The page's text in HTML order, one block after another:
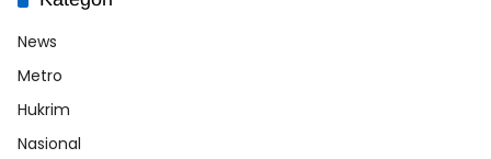
News
Metro
Hukrim
Nasional